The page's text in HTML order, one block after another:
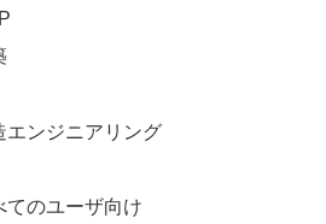
エンジニアリング
てのユーザ向け